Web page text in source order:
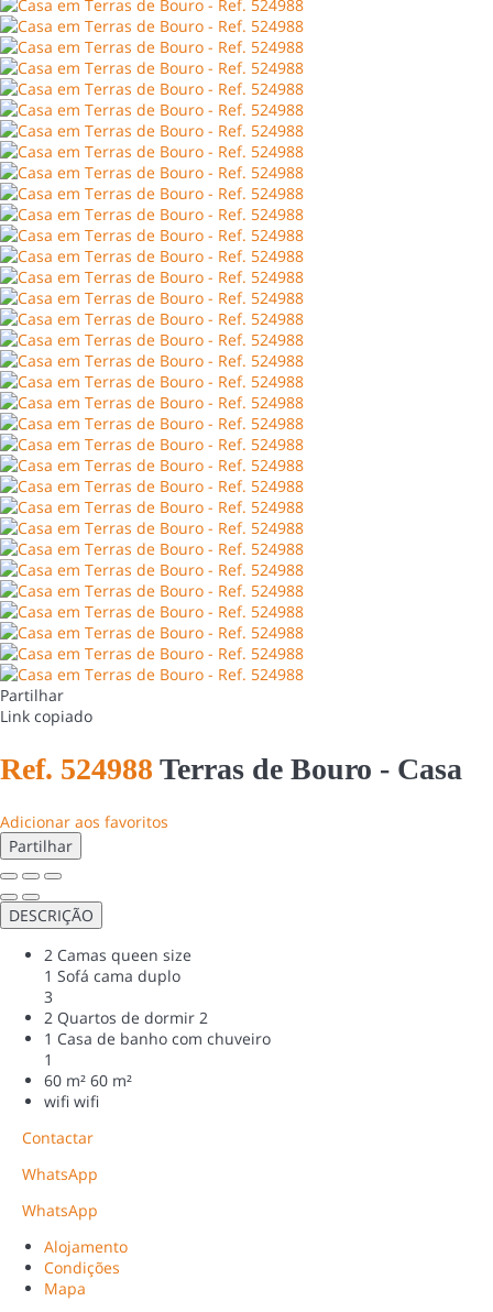
Partilhar
Link copiado
Ref. 524988 Terras de Bouro - Casa
Adicionar aos favoritos
Partilhar
DESCRIÇÃO
2 Camas queen size
1 Sofá cama duplo
3
2 Quartos de dormir 2
1 Casa de banho com chuveiro
1
60 m² 60 m²
wifi wifi
Contactar
WhatsApp
WhatsApp
Alojamento
Condições
Mapa